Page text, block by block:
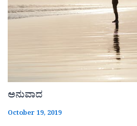
ಅನುವಾದ
October 19, 2019